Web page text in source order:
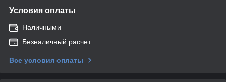
Условия оплаты
Наличными
Безналичный расчет
Все условия оплаты